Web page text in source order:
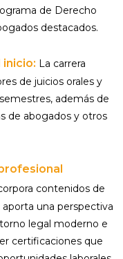
de Derecho
destacados.
La carrera
de juicios orales y
además de
de abogados y otros
contenidos de
una perspectiva
legal moderno e
certificaciones que